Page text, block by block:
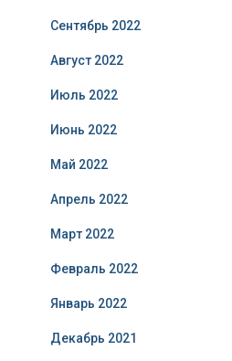
Сентябрь 2022
Август 2022
Июль 2022
Июнь 2022
Май 2022
Апрель 2022
Март 2022
Февраль 2022
Январь 2022
Декабрь 2021